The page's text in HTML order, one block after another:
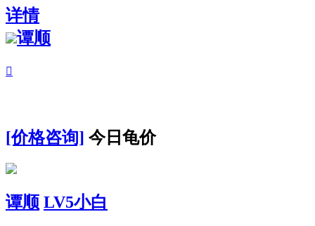
详情
谭顺

[价格咨询] 今日龟价
谭顺 LV5小白